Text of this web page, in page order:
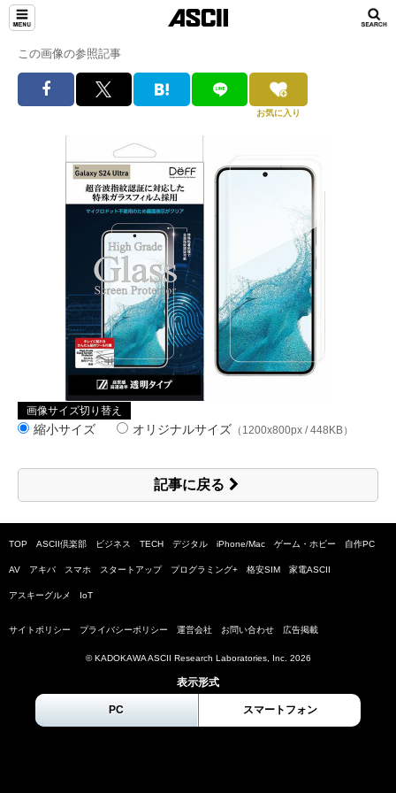
この画像の参照記事
お気に入り
画像サイズ切り替え
縮小サイズ オリジナルサイズ （1200x800px / 448KB）
記事に戻る
TOP ASCII倶楽部 ビジネス TECH デジタル iPhone/Mac ゲーム・ホビー 自作PC
AV アキバ スマホ スタートアップ プログラミング+ 格安SIM 家電ASCII
アスキーグルメ IoT
サイトポリシー プライバシーポリシー 運営会社 お問い合わせ 広告掲載
© KADOKAWA ASCII Research Laboratories, Inc. 2026
表示形式
PC スマートフォン